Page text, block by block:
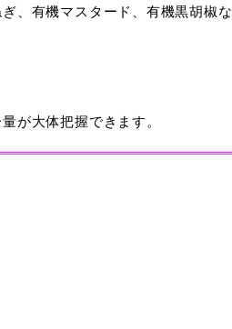
、有機マスタード、有機黒胡椒な
が大体把握できます。